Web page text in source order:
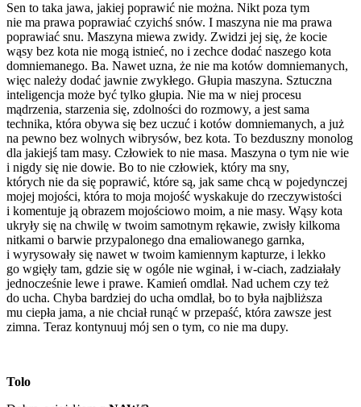
Sen to taka jawa, jakiej poprawić nie można. Nikt poza tym
nie ma prawa poprawiać czyichś snów. I maszyna nie ma prawa
poprawiać snu. Maszyna miewa zwidy. Zwidzi jej się, że kocie
wąsy bez kota nie mogą istnieć, no i zechce dodać naszego kota
domniemanego. Ba. Nawet uzna, że nie ma kotów domniemanych,
więc należy dodać jawnie zwykłego. Głupia maszyna. Sztuczna
inteligencja może być tylko głupia. Nie ma w niej procesu
mądrzenia, starzenia się, zdolności do rozmowy, a jest sama
technika, która obywa się bez uczuć i kotów domniemanych, a już
na pewno bez wolnych wibrysów, bez kota. To bezduszny monolog
dla jakiejś tam masy. Człowiek to nie masa. Maszyna o tym nie wie
i nigdy się nie dowie. Bo to nie człowiek, który ma sny,
których nie da się poprawić, które są, jak same chcą w pojedynczej
mojej mojości, która to moja mojość wyskakuje do rzeczywistości
i komentuje ją obrazem mojościowo moim, a nie masy. Wąsy kota
ukryły się na chwilę w twoim samotnym rękawie, zwisły kilkoma
nitkami o barwie przypalonego dna emaliowanego garnka,
i wyrysowały się nawet w twoim kamiennym kapturze, i lekko
go wgięły tam, gdzie się w ogóle nie wginał, i w-ciach, zadziałały
jednocześnie lewe i prawe. Kamień omdlał. Nad uchem czy też
do ucha. Chyba bardziej do ucha omdlał, bo to była najbliższa
mu ciepła jama, a nie chciał runąć w przepaść, która zawsze jest
zimna. Teraz kontynuuj mój sen o tym, co nie ma dupy.
Tolo